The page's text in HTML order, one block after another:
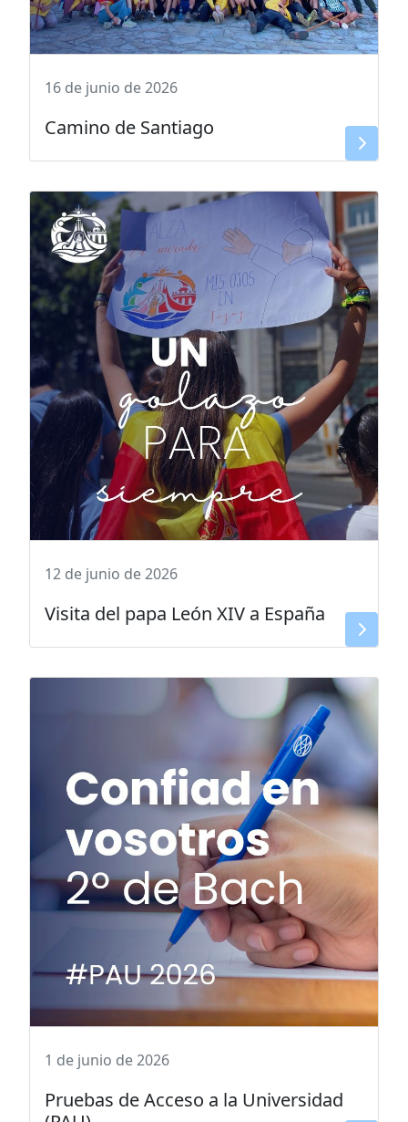
16 de junio de 2026
Camino de Santiago
12 de junio de 2026
Visita del papa León XIV a España
1 de junio de 2026
Pruebas de Acceso a la Universidad